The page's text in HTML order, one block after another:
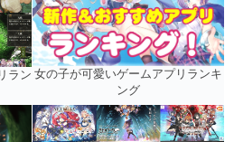
ラン 女の子が可愛いゲームアプリランキ
ング